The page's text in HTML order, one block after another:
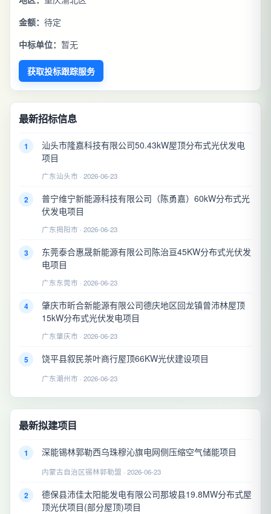
金额： 待定
中标单位： 暂无
获取投标跟踪服务
最新招标信息
1
汕头市隆嘉科技有限公司50.43kW屋顶分布式光伏发电
项目
广东汕头市 · 2026-06-23
2
普宁维宁新能源科技有限公司（陈勇嘉）60kW分布式光
伏发电项目
广东揭阳市 · 2026-06-23
3
东莞泰合惠晟新能源有限公司陈治亘45KW分布式光伏发
电项目
广东东莞市 · 2026-06-23
4
肇庆市昕合新能源有限公司德庆地区回龙镇曾沛林屋顶
15kW分布式光伏发电项目
广东肇庆市 · 2026-06-23
5 饶平县叙民茶叶商行屋顶66KW光伏建设项目
广东潮州市 · 2026-06-23
最新拟建项目
1 深能锡林郭勒西乌珠穆沁旗电网侧压缩空气储能项目
内蒙古自治区锡林郭勒盟 · 2026-06-23
2
德保县沛佳太阳能发电有限公司那坡县19.8MW分布式屋
顶光伏项目(部分屋顶)项目